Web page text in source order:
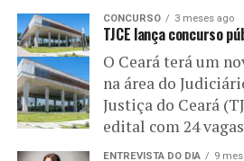
CONCURSO 3 meses ago
TJCE lança concurso
O Ceará terá um
na área do
Justiça do Ceará
edital com 24
ENTREVISTA DO DIA 9